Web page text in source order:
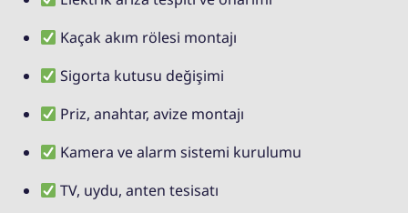
Kaçak akım rölesi montajı
Sigorta kutusu değişimi
Priz, anahtar, avize montajı
Kamera ve alarm sistemi kurulumu
TV, uydu, anten tesisatı